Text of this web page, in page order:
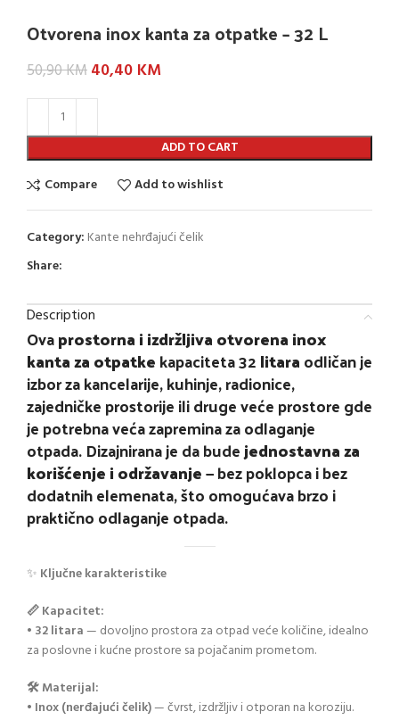
Otvorena inox kanta za otpatke – 32 L
50,90KM40,40 KM
ADD TO CART
Compare
Add to wishlist
Category: Kante nehrđajući čelik
Share:
Description
Ovaprostorna i izdržljiva otvorena inox
kanta za otpatkekapaciteta 32litaraodličan je
izbor za kancelarije, kuhinje, radionice,
zajedničke prostorije ili druge veće prostore gde
je potrebna veća zapremina za odlaganje
otpada. Dizajnirana je da budejednostavna za
korišćenje i održavanje— bez poklopca i bez
dodatnih elemenata, što omogućava brzo i
praktično odlaganje otpada.
✨ Ključne karakteristike
📏 Kapacitet:
• 32 litara— dovoljno prostora za otpad veće količine, idealno
za poslovne i kućne prostore sa pojačanim prometom.
🛠️ Materijal:
• Inox (nerđajući čelik)— čvrst, izdržljiv i otporan na koroziju.